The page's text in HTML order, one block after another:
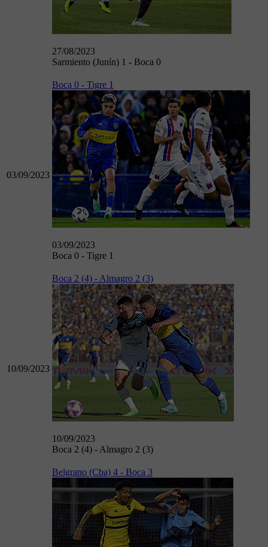
27/08/2023
Sarmiento (Junín) 1 - Boca 0
03/09/2023
Boca 0 - Tigre 1
03/09/2023
Boca 0 - Tigre 1
10/09/2023
Boca 2 (4) - Almagro 2 (3)
10/09/2023
Boca 2 (4) - Almagro 2 (3)
Belgrano (Cba) 4 - Boca 3